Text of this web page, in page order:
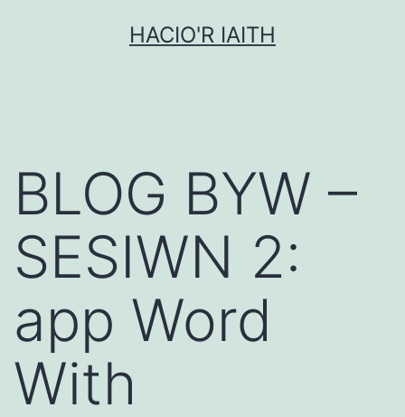
HACIO'R IAITH
BLOG BYW –
SESIWN 2:
app Word
With